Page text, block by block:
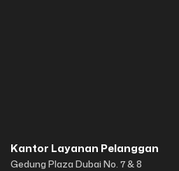
Kantor Layanan Pelanggan
Gedung Plaza Dubai No. 7 & 8